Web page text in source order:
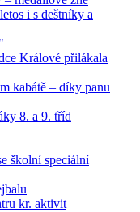
i s deštníky a
Králové přilákala
kabátě – díky panu
8. a 9. tříd
školní speciální
kr. aktivit